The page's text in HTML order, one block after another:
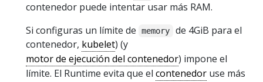
contenedor puede intentar usar más RAM.
Si configuras un límite de
memory
de 4GiB para el
contenedor, kubelet) (y
motor de ejecución del contenedor) impone el
límite. El Runtime evita que el contenedor use más